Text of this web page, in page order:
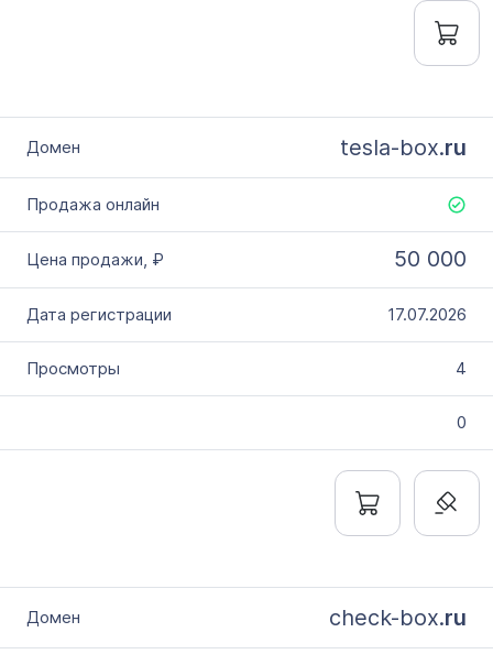
tesla-box.ru
50 000
17.07.2026
4
0
check-box.ru